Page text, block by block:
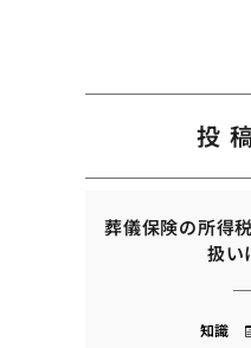
投
葬儀保険の所得
扱い
知識